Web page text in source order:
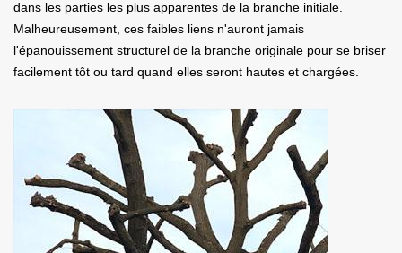
dans les parties les plus apparentes de la branche initiale.
Malheureusement, ces faibles liens n'auront jamais
l'épanouissement structurel de la branche originale pour se briser
facilement tôt ou tard quand elles seront hautes et chargées.